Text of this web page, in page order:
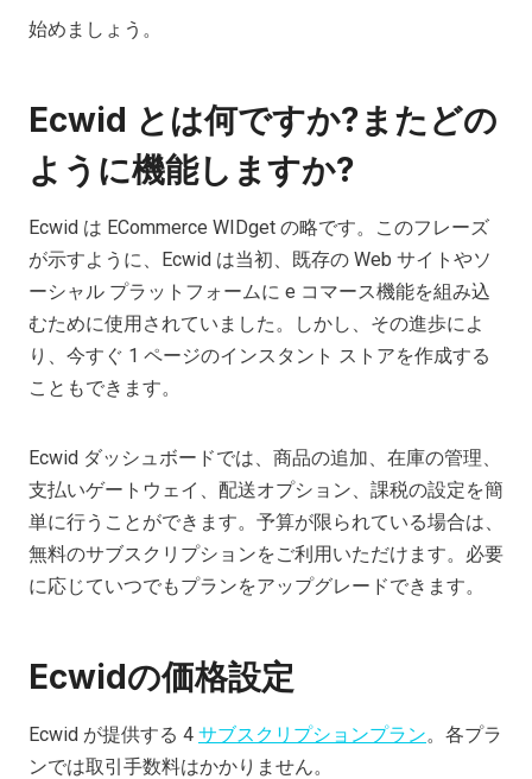
始めましょう。
Ecwid とは何ですか?またどの
ように機能しますか?
Ecwid は ECommerce WIDget の略です。このフレーズ
が示すように、Ecwid は当初、既存の Web サイトやソ
ーシャル プラットフォームに e コマース機能を組み込
むために使用されていました。しかし、その進歩によ
り、今すぐ 1 ページのインスタント ストアを作成する
こともできます。
Ecwid ダッシュボードでは、商品の追加、在庫の管理、
支払いゲートウェイ、配送オプション、課税の設定を簡
単に行うことができます。予算が限られている場合は、
無料のサブスクリプションをご利用いただけます。必要
に応じていつでもプランをアップグレードできます。
Ecwidの価格設定
Ecwid が提供する 4 サブスクリプションプラン。各プラ
ンでは取引手数料はかかりません。